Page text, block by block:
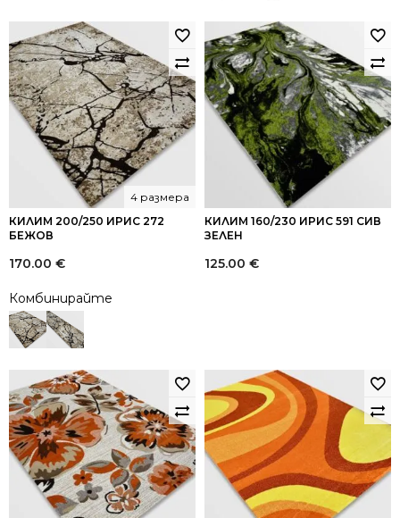
КИЛИМ 200/250 ИРИС 272
БЕЖОВ
4 размера
170.00 €
Комбинирайте
КИЛИМ 160/230 ИРИС 591 СИВ
ЗЕЛЕН
125.00 €